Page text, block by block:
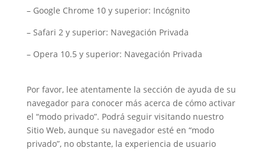
– Google Chrome 10 y superior: Incógnito
– Safari 2 y superior: Navegación Privada
– Opera 10.5 y superior: Navegación Privada
Por favor, lee atentamente la sección de ayuda de su
navegador para conocer más acerca de cómo activar
el “modo privado”. Podrá seguir visitando nuestro
Sitio Web, aunque su navegador esté en “modo
privado”, no obstante, la experiencia de usuario